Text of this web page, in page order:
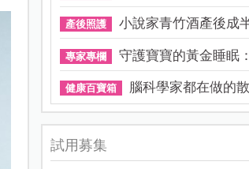
產後照護 小說家青竹酒產後成
專家專欄 守護寶寶的黃金睡眠
健康百寶箱 腦科學家都在做的散步
試用募集